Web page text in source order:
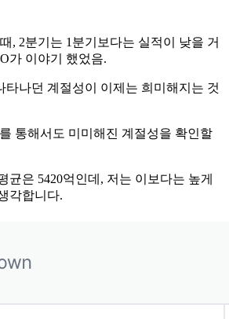
, 2분기는 1분기보다는 실적이 낮을 거
가 이야기 했었음.
타나던 계절성이 이제는 희미해지는 것
통해서도 미미해진 계절성을 확인할
균은 5420억인데, 저는 이보다는 높게
각합니다.